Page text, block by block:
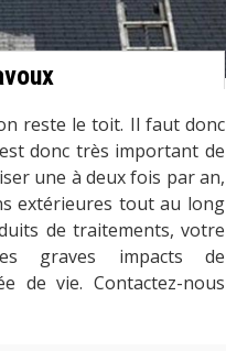
reste le toit. Il faut donc
donc très important de
une à deux fois par an,
extérieures tout au long
de traitements, votre
graves impacts de
de vie. Contactez-nous